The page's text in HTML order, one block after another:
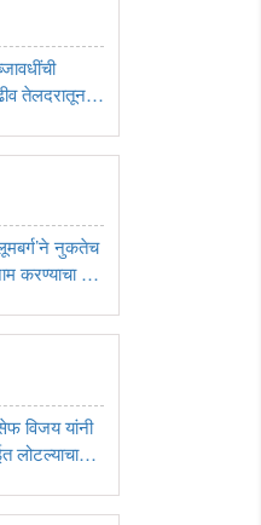
तेलदरातून
नुकतेच
करण्याचा हा
विजय यांनी
लोटल्याचा